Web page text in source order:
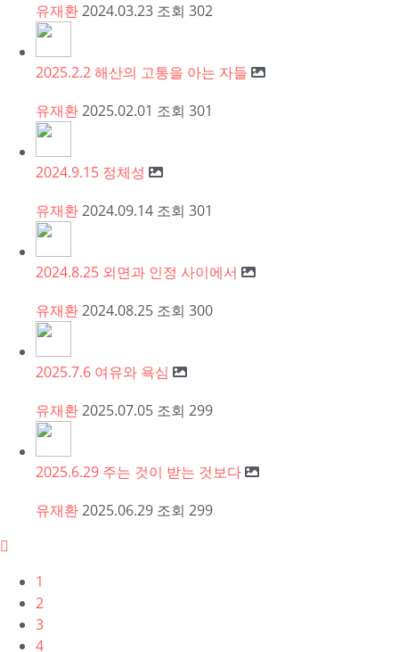
유재환2024.03.23 조회 302
2025.2.2 해산의 고통을 아는 자들
유재환2025.02.01 조회 301
2024.9.15 정체성
유재환2024.09.14 조회 301
2024.8.25 외면과 인정 사이에서
유재환2024.08.25 조회 300
2025.7.6 여유와 욕심
유재환2025.07.05 조회 299
2025.6.29 주는 것이 받는 것보다
유재환2025.06.29 조회 299
1
2
3
4